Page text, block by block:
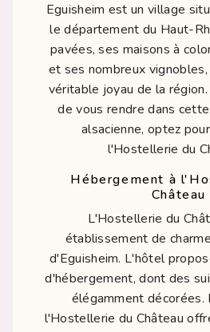
Eguisheim est un village
le département du Haut-
pavées, ses maisons à
et ses nombreux
véritable joyau de la
de vous rendre dans
alsacienne, optez
l'Hostellerie du
Hébergement à
Château
L'Hostellerie du
établissement de
d'Eguisheim. L'hôtel
d'hébergement, dont des
élégamment décorées.
l'Hostellerie du Château